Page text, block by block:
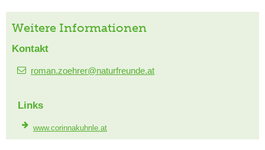
Weitere Informationen
Kontakt
roman.zoehrer@naturfreunde.at
Links
www.corinnakuhnle.at